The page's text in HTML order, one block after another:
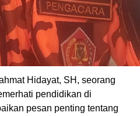
Hidayat, SH, seorang
pendidikan di
pesan penting tentang